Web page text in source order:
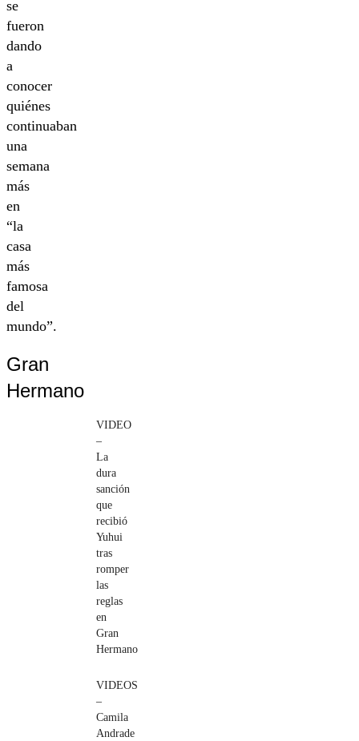
se
fueron
dando
a
conocer
quiénes
continuaban
una
semana
más
en
“la
casa
más
famosa
del
mundo”.
Gran
Hermano
VIDEO
–
La
dura
sanción
que
recibió
Yuhui
tras
romper
las
reglas
en
Gran
Hermano
VIDEOS
–
Camila
Andrade